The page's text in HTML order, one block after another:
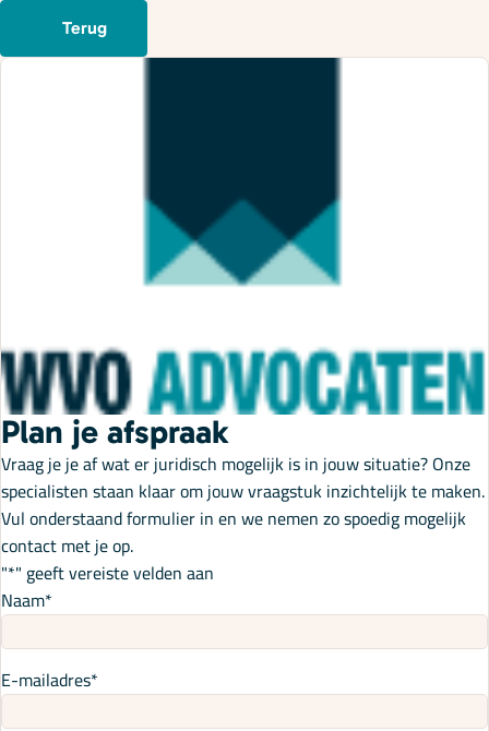
Terug
Plan je afspraak
Vraag je je af wat er juridisch mogelijk is in jouw situatie? Onze
specialisten staan klaar om jouw vraagstuk inzichtelijk te maken.
Vul onderstaand formulier in en we nemen zo spoedig mogelijk
contact met je op.
"*" geeft vereiste velden aan
Naam*
E-mailadres*